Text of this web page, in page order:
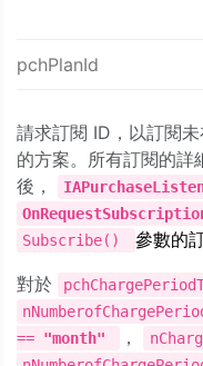
pchPlanId
請求訂閱 ID，以訂閱
的方案。所有訂閱的詳
後，
Subscribe()
參數的
對於
== "month" ，